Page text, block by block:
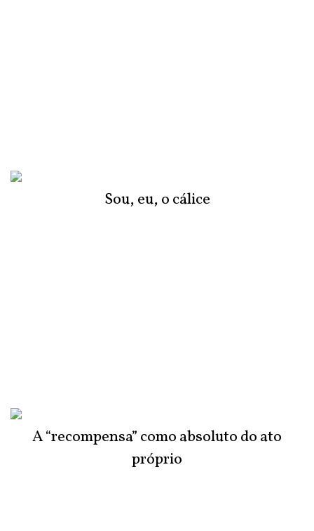
Sou, eu, o cálice
A “recompensa” como absoluto do ato
próprio